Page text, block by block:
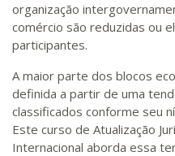
organização
comércio são reduzidas ou
participantes.
A maior parte dos blocos
definida a partir de uma
classificados conforme seu
Este curso de Atualização
Internacional aborda essa